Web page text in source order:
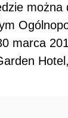
można
marca